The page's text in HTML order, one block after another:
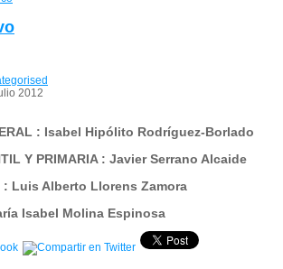
2012
: Isabel Hipólito Rodríguez-Borlado
Y PRIMARIA : Javier Serrano Alcaide
: Luis Alberto Llorens Zamora
Isabel Molina Espinosa